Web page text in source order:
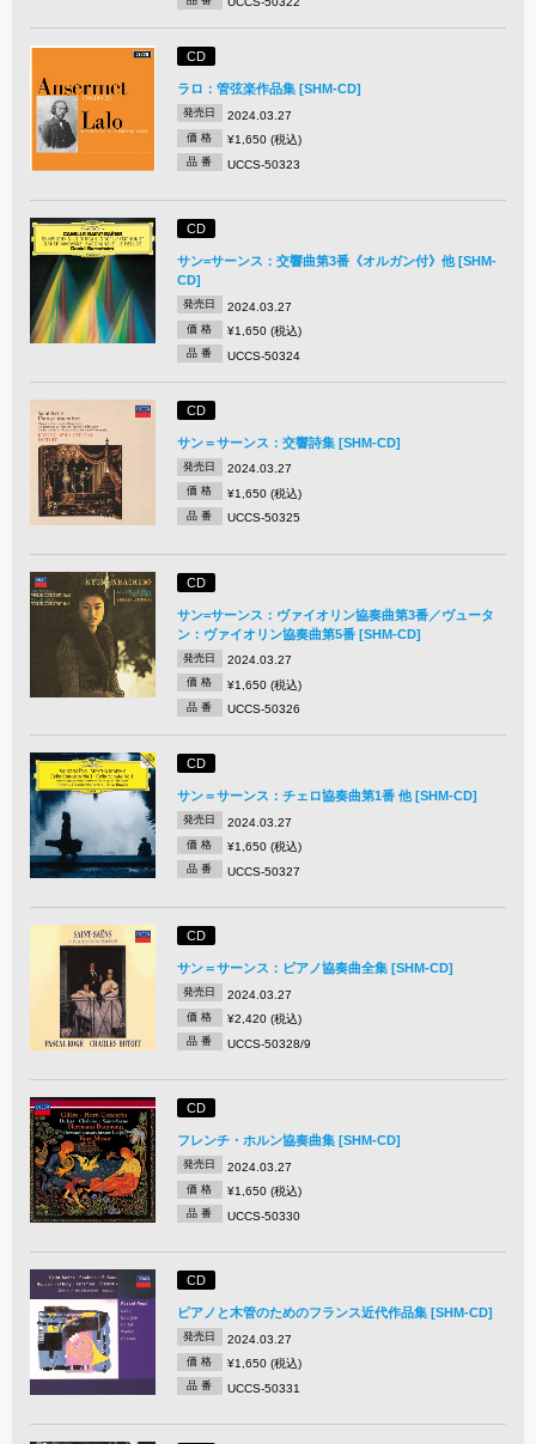
CD
ラロ：管弦楽作品集 [SHM-CD]
発売日 2024.03.27
価 格 ¥1,650 (税込)
品 番 UCCS-50323
CD
サン=サーンス：交響曲第3番《オルガン付》他 [SHM-
CD]
発売日 2024.03.27
価 格 ¥1,650 (税込)
品 番 UCCS-50324
CD
サン＝サーンス：交響詩集 [SHM-CD]
発売日 2024.03.27
価 格 ¥1,650 (税込)
品 番 UCCS-50325
CD
サン=サーンス：ヴァイオリン協奏曲第3番／ヴュータ
ン：ヴァイオリン協奏曲第5番 [SHM-CD]
発売日 2024.03.27
価 格 ¥1,650 (税込)
品 番 UCCS-50326
CD
サン＝サーンス：チェロ協奏曲第1番 他 [SHM-CD]
発売日 2024.03.27
価 格 ¥1,650 (税込)
品 番 UCCS-50327
CD
サン＝サーンス：ピアノ協奏曲全集 [SHM-CD]
発売日 2024.03.27
価 格 ¥2,420 (税込)
品 番 UCCS-50328/9
CD
フレンチ・ホルン協奏曲集 [SHM-CD]
発売日 2024.03.27
価 格 ¥1,650 (税込)
品 番 UCCS-50330
CD
ピアノと木管のためのフランス近代作品集 [SHM-CD]
発売日 2024.03.27
価 格 ¥1,650 (税込)
品 番 UCCS-50331